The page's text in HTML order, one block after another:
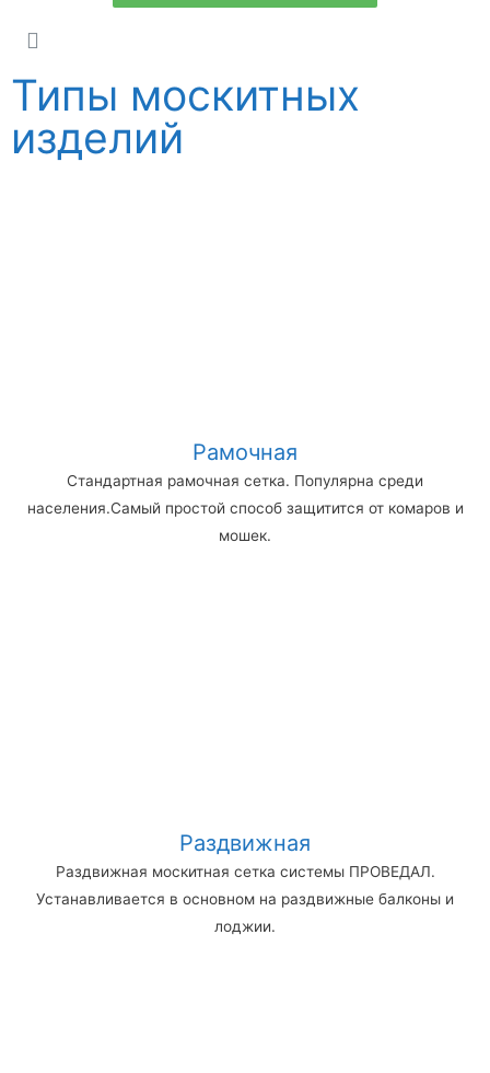
Типы москитных
изделий
Рамочная
Стандартная рамочная сетка. Популярна среди
населения.Самый простой способ защитится от комаров и
мошек.
Раздвижная
Раздвижная москитная сетка системы ПРОВЕДАЛ.
Устанавливается в основном на раздвижные балконы и
лоджии.